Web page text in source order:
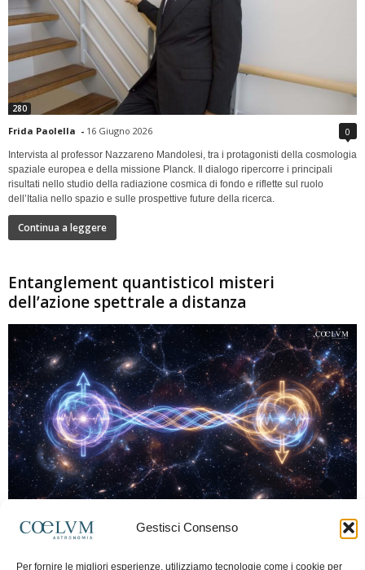
Gestisci Consenso
Per fornire le migliori esperienze, utilizziamo tecnologie come i cookie per
280
Frida Paolella - 16 Giugno 2026 0
Intervista al professor Nazzareno Mandolesi, tra i protagonisti della cosmologia
spaziale europea e della missione Planck. Il dialogo ripercorre i principali
risultati nello studio della radiazione cosmica di fondo e riflette sul ruolo
dell’Italia nello spazio e sulle prospettive future della ricerca.
Continua a leggere
Entanglement quantisticoI misteri
dell’azione spettrale a distanza
Marco Lorrai - 15 Giugno 2026 0
moderna: due particelle possono mostrare correlazioni che sembrano ignorare